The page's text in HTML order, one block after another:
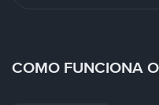
COMO FUNCIONA